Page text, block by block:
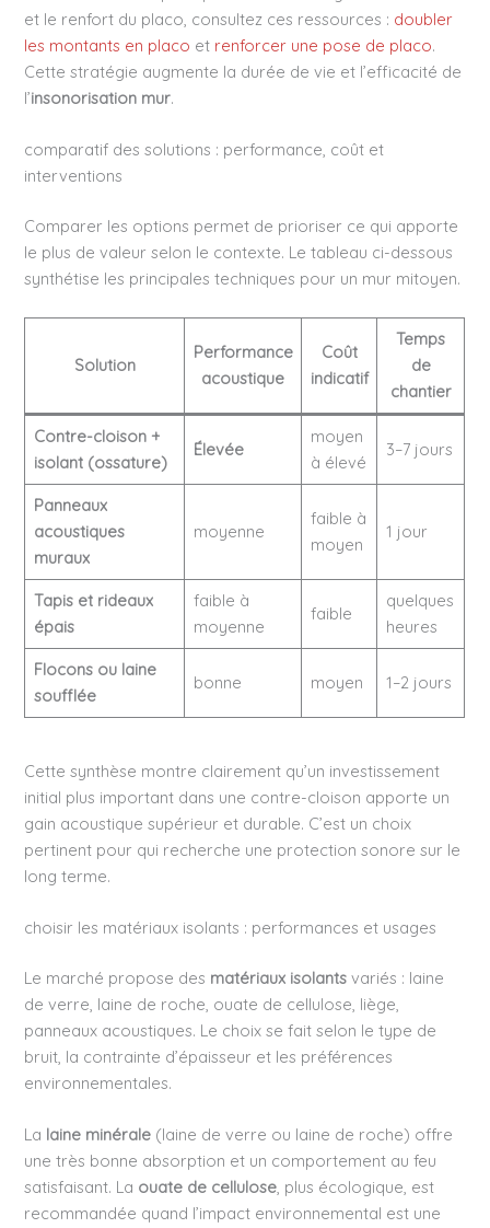
et le renfort du placo, consultez ces ressources : doubler
les montants en placo et renforcer une pose de placo.
Cette stratégie augmente la durée de vie et l’efficacité de
l’insonorisation mur.
comparatif des solutions : performance, coût et
interventions
Comparer les options permet de prioriser ce qui apporte
le plus de valeur selon le contexte. Le tableau ci-dessous
synthétise les principales techniques pour un mur mitoyen.
Solution
Performance
acoustique
Coût
indicatif
Temps
de
chantier
Contre-cloison +
isolant (ossature)
Élevée
moyen
à élevé
3–7 jours
Panneaux
acoustiques
muraux
moyenne
faible à
moyen
1 jour
Tapis et rideaux
épais
faible à
moyenne
faible
quelques
heures
Flocons ou laine
soufflée
bonne moyen 1–2 jours
Cette synthèse montre clairement qu’un investissement
initial plus important dans une contre-cloison apporte un
gain acoustique supérieur et durable. C’est un choix
pertinent pour qui recherche une protection sonore sur le
long terme.
choisir les matériaux isolants : performances et usages
Le marché propose des matériaux isolants variés : laine
de verre, laine de roche, ouate de cellulose, liège,
panneaux acoustiques. Le choix se fait selon le type de
bruit, la contrainte d’épaisseur et les préférences
environnementales.
La laine minérale (laine de verre ou laine de roche) offre
une très bonne absorption et un comportement au feu
satisfaisant. La ouate de cellulose, plus écologique, est
recommandée quand l’impact environnemental est une